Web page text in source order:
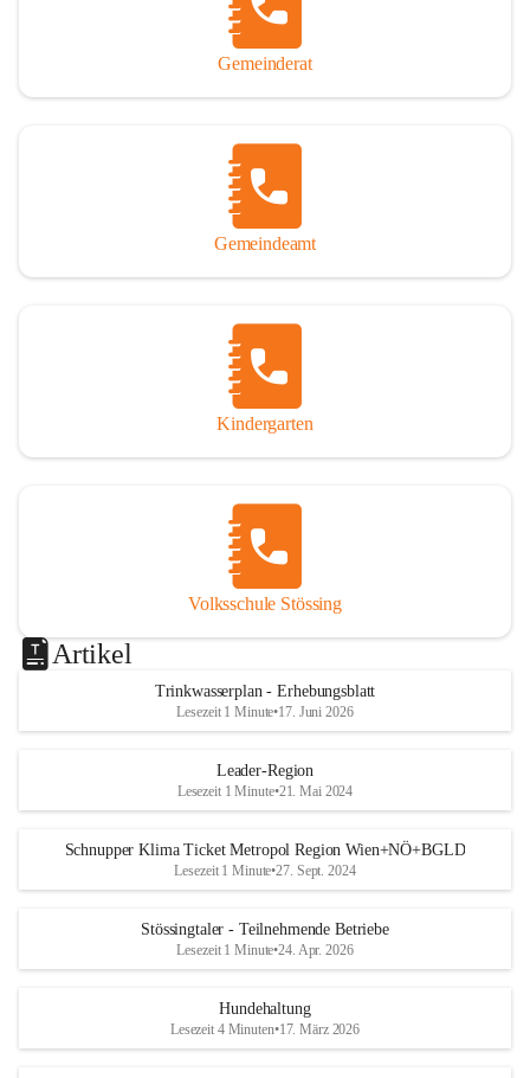
Gemeinderat
Gemeindeamt
Kindergarten
Volksschule Stössing
Artikel
Trinkwasserplan - Erhebungsblatt
Lesezeit 1 Minute•17. Juni 2026
Leader-Region
Lesezeit 1 Minute•21. Mai 2024
Schnupper Klima Ticket Metropol Region Wien+NÖ+BGLD
Lesezeit 1 Minute•27. Sept. 2024
Stössingtaler - Teilnehmende Betriebe
Lesezeit 1 Minute•24. Apr. 2026
Hundehaltung
Lesezeit 4 Minuten•17. März 2026